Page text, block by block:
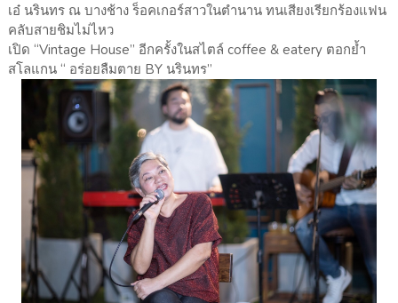
เอ๋ นรินทร ณ บางช้าง ร็อคเกอร์สาวในตำนาน ทนเสียงเรียกร้องแฟน
คลับสายชิมไม่ไหว
เปิด “Vintage House” อีกครั้งในสไตล์ coffee & eatery ตอกย้ำ
สโลแกน “ อร่อยลืมตาย BY นรินทร”